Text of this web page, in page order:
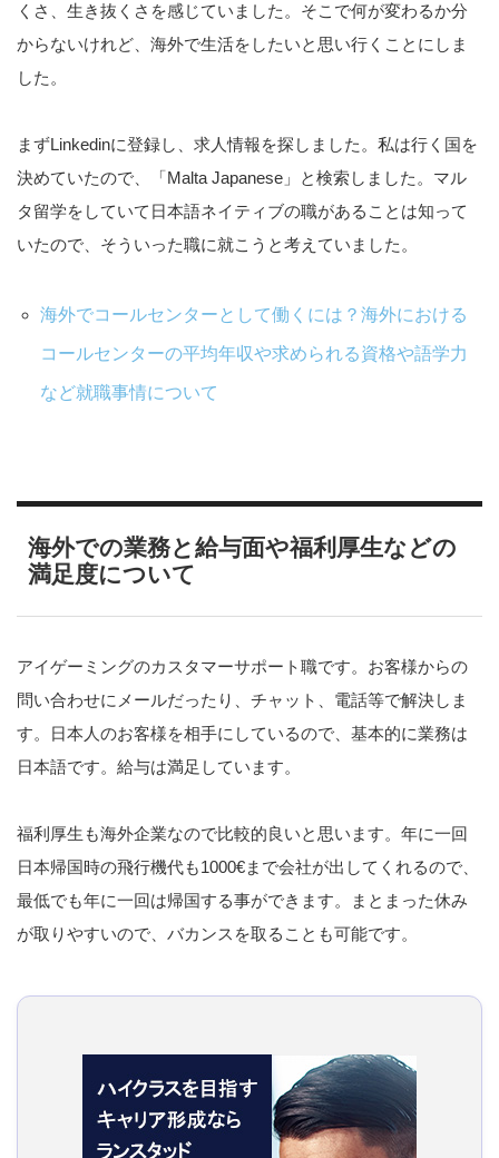
くさ、生き抜くさを感じていました。そこで何が変わるか分
からないけれど、海外で生活をしたいと思い行くことにしま
した。
まずLinkedinに登録し、求人情報を探しました。私は行く国を
決めていたので、「Malta Japanese」と検索しました。マル
タ留学をしていて日本語ネイティブの職があることは知って
いたので、そういった職に就こうと考えていました。
海外でコールセンターとして働くには？海外における
コールセンターの平均年収や求められる資格や語学力
など就職事情について
海外での業務と給与面や福利厚生などの
満足度について
アイゲーミングのカスタマーサポート職です。お客様からの
問い合わせにメールだったり、チャット、電話等で解決しま
す。日本人のお客様を相手にしているので、基本的に業務は
日本語です。給与は満足しています。
福利厚生も海外企業なので比較的良いと思います。年に一回
日本帰国時の飛行機代も1000€まで会社が出してくれるので、
最低でも年に一回は帰国する事ができます。まとまった休み
が取りやすいので、バカンスを取ることも可能です。